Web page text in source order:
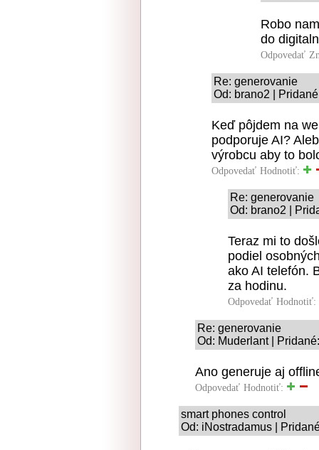
Robo
do
Odpovedať
Re: generovanie
Od: brano2 |
Keď pôjdem na
podporuje AI?
výrobcu aby to
Odpovedať Hodnotiť:
Re: generovanie
Od: brano2 |
Teraz mi to
podiel
ako AI telefón.
za hodinu.
Odpovedať Hodnotiť:
Re: generovanie
Od: Muderlant |
Ano generuje aj
Odpovedať Hodnotiť:
smart phones control
Od: iNostradamus |